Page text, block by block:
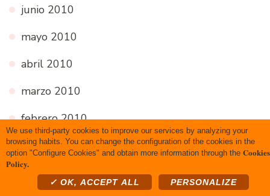
junio 2010
mayo 2010
abril 2010
marzo 2010
febrero 2010
enero 2010
diciembre 2009
We use third-party cookies to improve our services by analyzing your
browsing habits. You can change the configuration of the cookies in the
option "Configure Cookies" and obtain more information through the Cookies
Policy.
✓ OK, ACCEPT ALL PERSONALIZE